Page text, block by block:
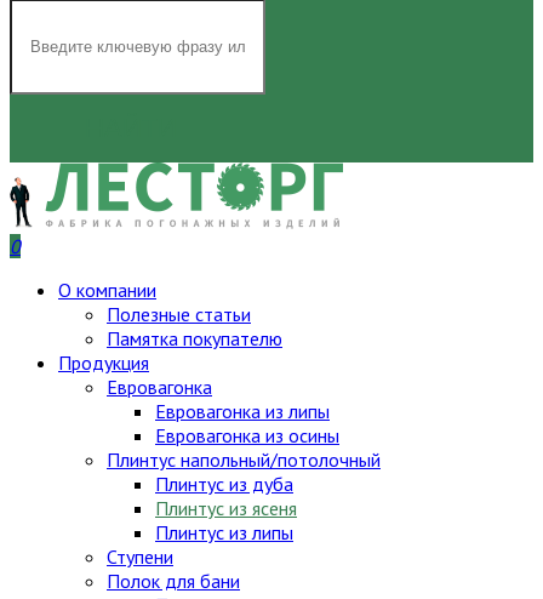
0
О компании
Полезные статьи
Памятка покупателю
Продукция
Евровагонка
Евровагонка из липы
Евровагонка из осины
Плинтус напольный/потолочный
Плинтус из дуба
Плинтус из ясеня
Плинтус из липы
Ступени
Полок для бани